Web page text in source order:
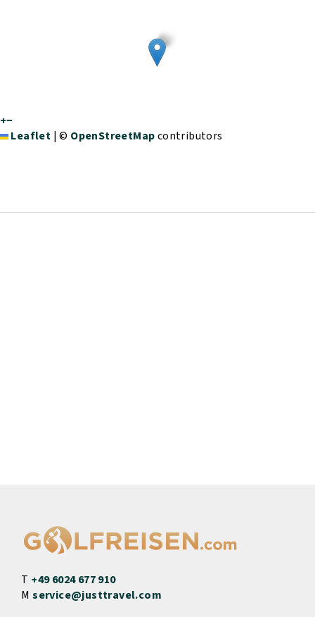
+−
Leaflet |© OpenStreetMapcontributors
T +49 6024 677 910
Mservice@justtravel.com